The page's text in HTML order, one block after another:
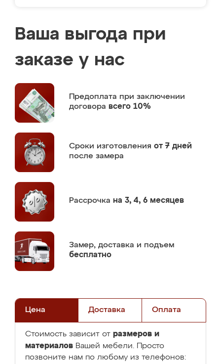
Ваша выгода при
заказе у нас
Предоплата при заключении
договора всего 10%
Сроки изготовления от 7 дней
после замера
Рассрочка на 3, 4, 6 месяцев
Замер, доставка и подъем
бесплатно
Цена Доставка Оплата
Стоимость зависит от размеров и
материалов Вашей мебели. Просто
позвоните нам по любому из телефонов: